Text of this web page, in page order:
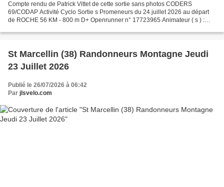
Compte rendu de Patrick Vittet de cette sortie sans photos CODERS
69/CODAP Activité Cyclo Sortie s Promeneurs du 24 juillet 2026 au départ
de ROCHE 56 KM - 800 m D+ Openrunner n° 17723965 Animateur ( s ) :
St Marcellin (38) Randonneurs Montagne Jeudi
23 Juillet 2026
Publié le 26/07/2026 à 06:42
Par jlsvelo.com